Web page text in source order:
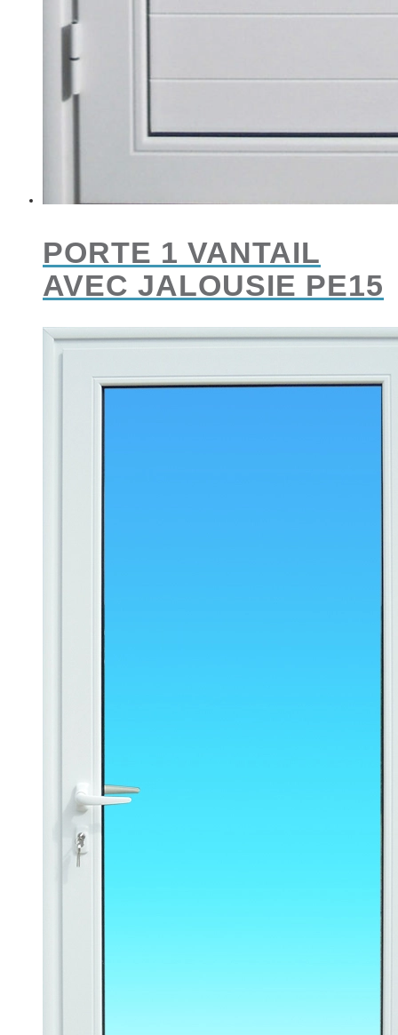
PORTE 1 VANTAIL
AVEC JALOUSIE PE15